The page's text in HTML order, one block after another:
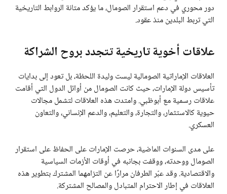
دور محوري في دعم استقرار الصومال، ما يؤكد متانة الروابط التاريخية
التي تربط البلدين منذ عقود.
علاقات أخوية تاريخية تتجدد بروح الشراكة
العلاقات الإماراتية الصومالية ليست وليدة اللحظة، بل تعود إلى بدايات
تأسيس دولة الإمارات، حيث كانت الصومال من أوائل الدول التي أقامت
علاقات رسمية مع أبوظبي. وامتدت هذه العلاقات لتشمل مجالات
حيوية كالاستثمار، والتجارة، والتعليم، والدعم الإنساني، والتعاون
العسكري.
على مدى السنوات الماضية، حرصت الإمارات على الحفاظ على استقرار
الصومال ووحدته، ووقفت بجانبه في أوقات الأزمات السياسية
والاقتصادية. وقد عبّر الطرفان مرارًا عن التزامهما المشترك بتطوير هذه
العلاقات في إطار الاحترام المتبادل والمصالح المشتركة.